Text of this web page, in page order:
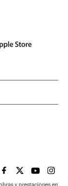
EL PAÍS BRASIL EN
EL PAÍSEL PAÍS
EL
y prestaciones en